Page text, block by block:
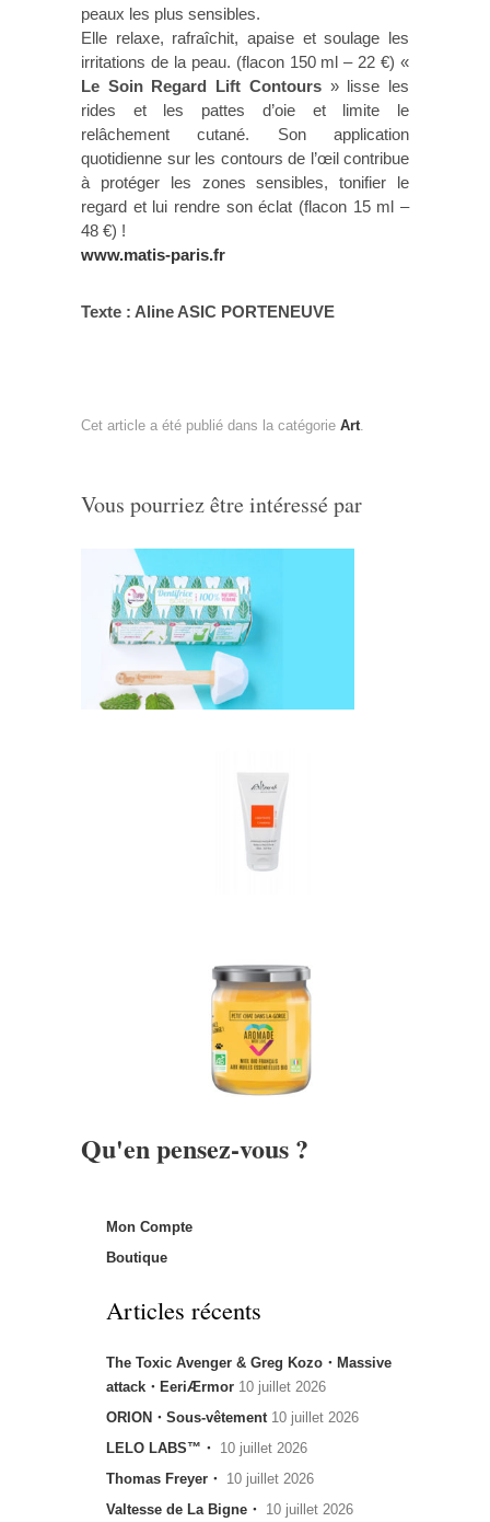
peaux les plus sensibles.
Elle relaxe, rafraîchit, apaise et soulage les
irritations de la peau. (flacon 150 ml – 22 €) «
Le Soin Regard Lift Contours» lisse les
rides et les pattes d’oie et limite le
relâchement cutané. Son application
quotidienne sur les contours de l’œil contribue
à protéger les zones sensibles, tonifier le
regard et lui rendre son éclat (flacon 15 ml –
48 €) !
www.matis-paris.fr
Texte : Aline ASIC PORTENEUVE
Cet article a été publié dans la catégorie Art
Vous pourriez être intéressé par
Qu'en pensez-vous ?
Mon Compte
Boutique
Articles récents
The Toxic Avenger & Greg Kozo・Massive
attack・EeriÆrmor 10 juillet 2026
ORION・Sous-vêtement 10 juillet 2026
LELO LABS™・ 10 juillet 2026
Thomas Freyer・ 10 juillet 2026
Valtesse de La Bigne・ 10 juillet 2026